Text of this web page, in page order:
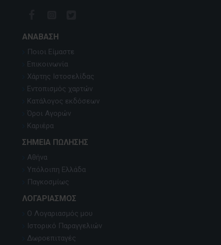
ΑΝΆΒΑΣΗ
Ποιοι Είμαστε
Επικοινωνία
Χάρτης Ιστοσελίδας
Εντοπισμός χαρτών
Κατάλογος εκδόσεων
Όροι Αγορών
Καριέρα
ΣΗΜΕΊΑ ΠΏΛΗΣΗΣ
Αθήνα
Υπόλοιπη Ελλάδα
Παγκοσμίως
ΛΟΓΑΡΙΑΣΜΌΣ
Ο Λογαριασμός μου
Ιστορικό Παραγγελιών
Δωροεπιταγές